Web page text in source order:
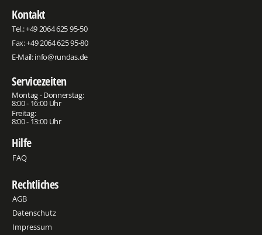
Kontakt
Tel.:+49 2064 625 95-50
Fax: +49 2064 625 95-80
E-Mail:info@rundas.de
Servicezeiten
Montag - Donnerstag:
8:00 - 16:00 Uhr
Freitag:
8:00 - 13:00 Uhr
Hilfe
FAQ
Rechtliches
AGB
Datenschutz
Impressum